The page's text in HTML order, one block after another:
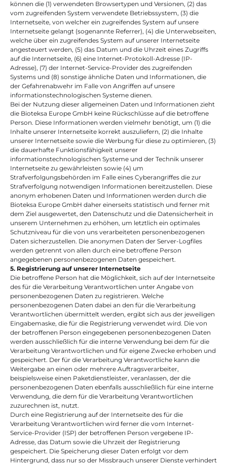
können die (1) verwendeten Browsertypen und Versionen, (2) das
vom zugreifenden System verwendete Betriebssystem, (3) die
Internetseite, von welcher ein zugreifendes System auf unsere
Internetseite gelangt (sogenannte Referrer), (4) die Unterwebseiten,
welche über ein zugreifendes System auf unserer Internetseite
angesteuert werden, (5) das Datum und die Uhrzeit eines Zugriffs
auf die Internetseite, (6) eine Internet-Protokoll-Adresse (IP-
Adresse), (7) der Internet-Service-Provider des zugreifenden
Systems und (8) sonstige ähnliche Daten und Informationen, die
der Gefahrenabwehr im Falle von Angriffen auf unsere
informationstechnologischen Systeme dienen.
Bei der Nutzung dieser allgemeinen Daten und Informationen zieht
die Bioteksa Europe GmbH keine Rückschlüsse auf die betroffene
Person. Diese Informationen werden vielmehr benötigt, um (1) die
Inhalte unserer Internetseite korrekt auszuliefern, (2) die Inhalte
unserer Internetseite sowie die Werbung für diese zu optimieren, (3)
die dauerhafte Funktionsfähigkeit unserer
informationstechnologischen Systeme und der Technik unserer
Internetseite zu gewährleisten sowie (4) um
Strafverfolgungsbehörden im Falle eines Cyberangriffes die zur
Strafverfolgung notwendigen Informationen bereitzustellen. Diese
anonym erhobenen Daten und Informationen werden durch die
Bioteksa Europe GmbH daher einerseits statistisch und ferner mit
dem Ziel ausgewertet, den Datenschutz und die Datensicherheit in
unserem Unternehmen zu erhöhen, um letztlich ein optimales
Schutzniveau für die von uns verarbeiteten personenbezogenen
Daten sicherzustellen. Die anonymen Daten der Server-Logfiles
werden getrennt von allen durch eine betroffene Person
angegebenen personenbezogenen Daten gespeichert.
5. Registrierung auf unserer Internetseite
Die betroffene Person hat die Möglichkeit, sich auf der Internetseite
des für die Verarbeitung Verantwortlichen unter Angabe von
personenbezogenen Daten zu registrieren. Welche
personenbezogenen Daten dabei an den für die Verarbeitung
Verantwortlichen übermittelt werden, ergibt sich aus der jeweiligen
Eingabemaske, die für die Registrierung verwendet wird. Die von
der betroffenen Person eingegebenen personenbezogenen Daten
werden ausschließlich für die interne Verwendung bei dem für die
Verarbeitung Verantwortlichen und für eigene Zwecke erhoben und
gespeichert. Der für die Verarbeitung Verantwortliche kann die
Weitergabe an einen oder mehrere Auftragsverarbeiter,
beispielsweise einen Paketdienstleister, veranlassen, der die
personenbezogenen Daten ebenfalls ausschließlich für eine interne
Verwendung, die dem für die Verarbeitung Verantwortlichen
zuzurechnen ist, nutzt.
Durch eine Registrierung auf der Internetseite des für die
Verarbeitung Verantwortlichen wird ferner die vom Internet-
Service-Provider (ISP) der betroffenen Person vergebene IP-
Adresse, das Datum sowie die Uhrzeit der Registrierung
gespeichert. Die Speicherung dieser Daten erfolgt vor dem
Hintergrund, dass nur so der Missbrauch unserer Dienste verhindert